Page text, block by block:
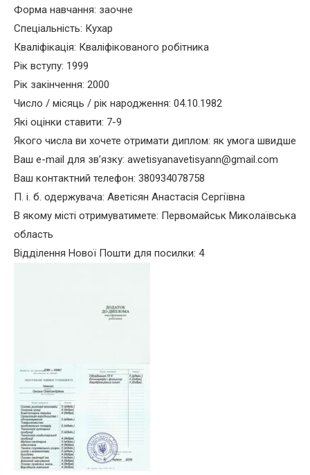
Форма навчання: заочне
Спеціальність: Кухар
Кваліфікація: Кваліфікованого робітника
Рік вступу: 1999
Рік закінчення: 2000
Число / місяць / рік народження: 04.10.1982
Які оцінки ставити: 7-9
Якого числа ви хочете отримати диплом: як умога швидше
Ваш e-mail для зв’язку: awetisyanavetisyann@gmail.com
Ваш контактний телефон: 380934078758
П. і. б. одержувача: Аветісян Анастасія Сергіївна
В якому місті отримуватимете: Первомайськ Миколаївська
область
Відділення Нової Пошти для посилки: 4